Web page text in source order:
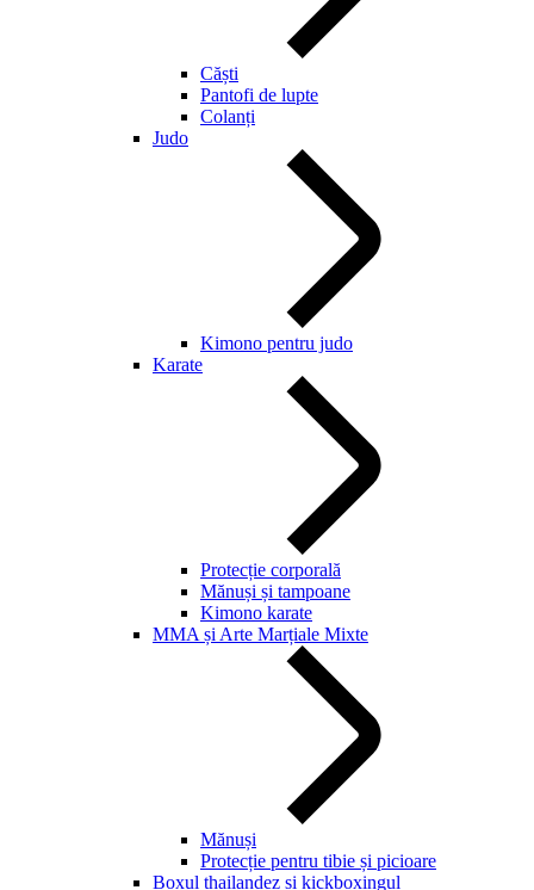
Căști
Pantofi de lupte
Colanți
Judo
Kimono pentru judo
Karate
Protecție corporală
Mănuși și tampoane
Kimono karate
MMA și Arte Marțiale Mixte
Mănuși
Protecție pentru tibie și picioare
Boxul thailandez și kickboxingul